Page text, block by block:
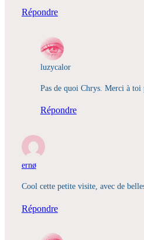
Répondre
luzycalor
Pas de quoi Chrys. Merci à toi
Répondre
ernø
Cool cette petite visite, avec de
Répondre